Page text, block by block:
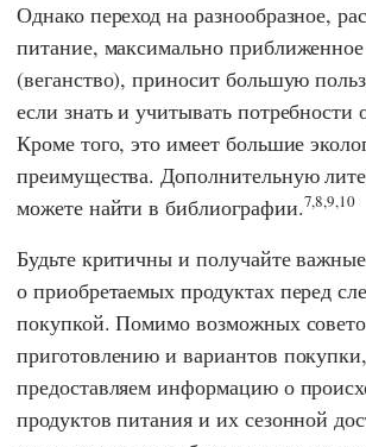
Однако переход на разнообразное,
питание, максимально
(веганство), приносит большую
если знать и учитывать потребности
Кроме того, это имеет большие
преимущества. Дополнительную
можете найти в библиографии.7,8,9,10
Будьте критичны и получайте
о приобретаемых продуктах перед
покупкой. Помимо возможных
приготовлению и вариантов
предоставляем информацию о
продуктов питания и их сезонной